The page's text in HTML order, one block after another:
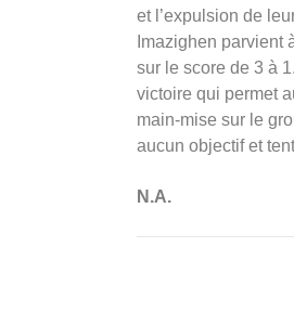
et l’expulsion de
Imazighen parvient
sur le score de 3 à
victoire qui permet
main-mise sur le
aucun objectif et
N.A.